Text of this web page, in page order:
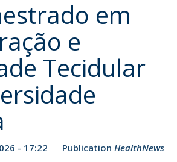
em
e
Tecidular
- 17:22 Publication HealthNews